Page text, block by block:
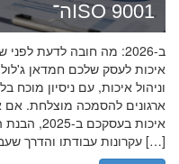
ה־ISO 9001
איכות לעסק שלכם חמדאן
ארגונים להסמכה מוצלחת.
איכות
עקרונות עבודתו והדרך שעבר יכולה […]